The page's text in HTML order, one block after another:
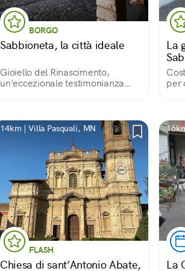
BORGO
Sabbioneta, la città ideale
Gioiello del Rinascimento,
un'eccezionale testimonianza
La
per
conclusa da
14km | Villa Pasquali, MN
FLASH
Chiesa di sant’Antonio Abate,
La